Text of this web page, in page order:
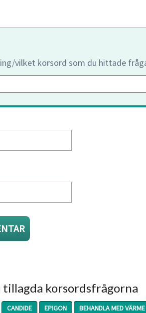
vilket korsord som du hittade
tillagda korsordsfrågorna
CANDIDE EPIGON BEHANDLA MED VÄRME